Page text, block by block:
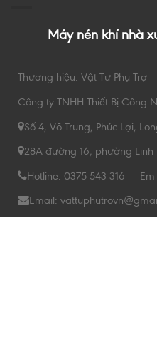
Máy nén khí nhà
Thương hiệu: Vật Tư Phụ Trợ
Công ty TNHH Thiết Bị Công
Số 4, Võ Trung, Phúc Lợi,
28A đường 16, phường Linh
Hotline: 0375 543 316 – Em
Email: